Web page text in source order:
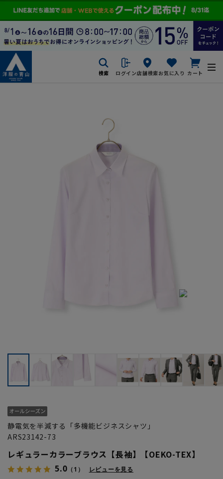
検索 ログイン店舗検索お気に入り カート
静電気を半減する「多機能ビジネスシャツ」
ARS23142-73
レギュラーカラーブラウス【長袖】【OEKO-TEX】
5.0 （1） レビューを見る